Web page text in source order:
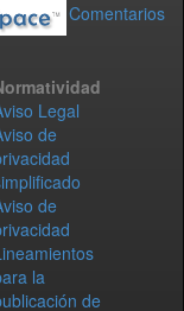
Comentarios
Legal
de
de
la
de